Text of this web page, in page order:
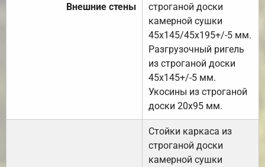
Внешние стены
строганой доски
камерной сушки
45х145/45х195+/-5 мм.
Разгрузочный ригель
из строганой доски
45х145+/-5 мм.
Укосины из строганой
доски 20х95 мм.
Стойки каркаса из
строганой доски
камерной сушки